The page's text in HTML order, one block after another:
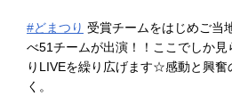
#どまつり 受賞チームをはじめご当
べ51チームが出演！！ここでしか
りLIVEを繰り広げます☆感動と興奮
く。